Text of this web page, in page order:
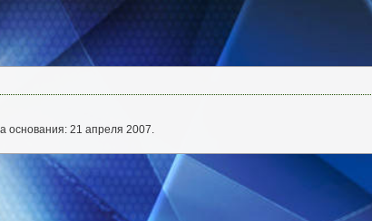
основания: 21 апреля 2007.